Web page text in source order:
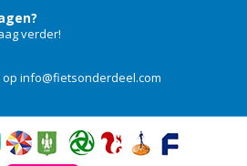
verder!
op info@fietsonderdeel.com